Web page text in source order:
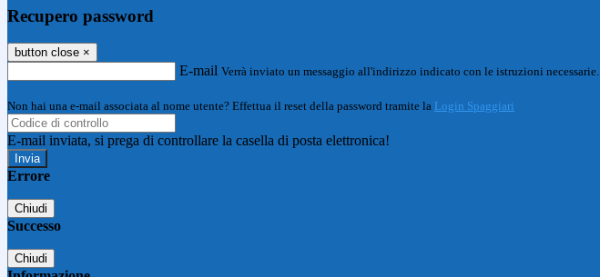
Recupero password
button close ×
E-mail Verrà inviato un messaggio all'indirizzo indicato con le istruzioni necessarie.
Non hai una e-mail associata al nome utente? Effettua il reset della password tramite la Login Spaggiari
E-mail inviata, si prega di controllare la casella di posta elettronica!
Errore
Chiudi
Successo
Chiudi